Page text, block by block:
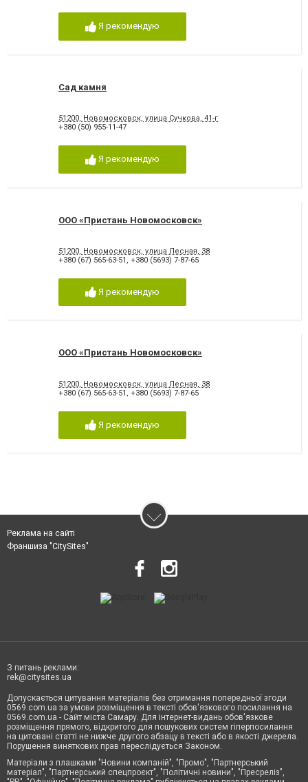
Я рекомендую
Сад камня
51200, Новомосковск, улица Сучкова, 41-г
+380 (50) 955-11-47
Я рекомендую
ООО «Пристань Новомосковск»
51200, Новомосковск, улица Лесная, 38
+380 (67) 565-63-51 , +380 (5693) 7-87-65
Я рекомендую
ООО «Пристань Новомосковск»
51200, Новомосковск, улица Лесная, 38
+380 (67) 565-63-51
+380 (5693) 7-87-65
Я рекомендую
Реклама на сайті
Франшиза "CitySites"
З питань реклами:
rek@citysites.ua
Допускається цитування матеріалів без отримання попередньої згоди
0569.com.ua за умови розміщення в тексті обов'язкового посилання на
0569.com.ua - Сайт міста Самару. Для інтернет-видань обов'язкове
розміщення прямого, відкритого для пошукових систем гіперпосилання
на цитовані статті не нижче другого абзацу в тексті або в якості джерела.
Порушення виняткових прав переслідується Законом.
Матеріали з плашками "Новини компаній", "Промо", "Партнерський
матеріал", "Партнерський спецпроєкт", "Політичні новини", "Пресреліз",